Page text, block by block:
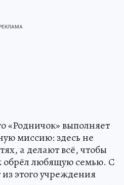
«Родничок» выполняет
миссию: здесь не
а делают всё, чтобы
любящую семью. С
из этого учреждения